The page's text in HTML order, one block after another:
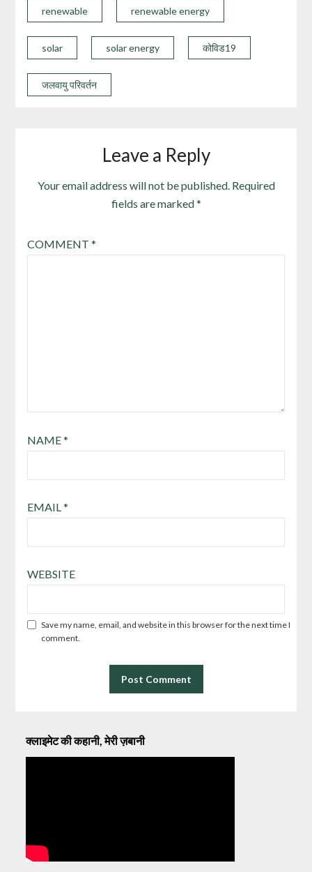
renewable renewable energy
solar solar energy कोविड19
जलवायु परिवर्तन
Leave a Reply
Your email address will not be published. Required
fields are marked*
COMMENT *
NAME*
EMAIL *
WEBSITE
Save my name, email, and website in this browser for the next time I
comment.
क्लाइमेट की कहानी, मेरी ज़बानी